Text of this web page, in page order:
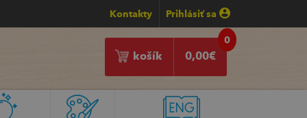
Kontakty Prihlásiť sa
0
0,00€
košík